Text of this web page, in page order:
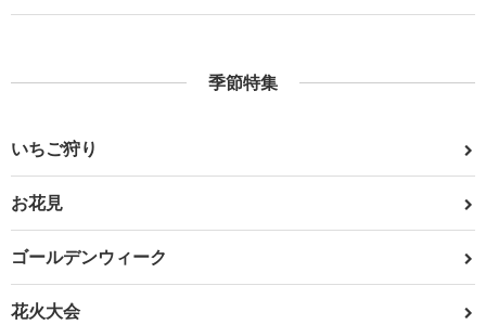
季節特集
いちご狩り
お花見
ゴールデンウィーク
花火大会